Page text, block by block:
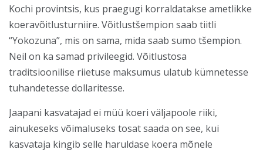
Kochi provintsis, kus praegugi korraldatakse ametlikke
koeravõitlusturniire. Võitlustšempion saab tiitli
“Yokozuna”, mis on sama, mida saab sumo tšempion.
Neil on ka samad privileegid. Võitlustosa
traditsioonilise riietuse maksumus ulatub kümnetesse
tuhandetesse dollaritesse.
Jaapani kasvatajad ei müü koeri väljapoole riiki,
ainukeseks võimaluseks tosat saada on see, kui
kasvataja kingib selle haruldase koera mõnele